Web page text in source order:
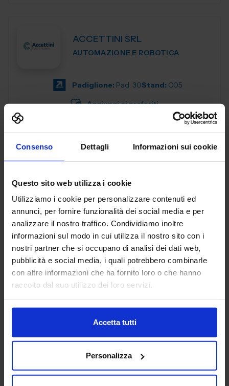
Consenso Dettagli Informazioni sui cookie
Questo sito web utilizza i cookie
Utilizziamo i cookie per personalizzare contenuti ed
annunci, per fornire funzionalità dei social media e per
analizzare il nostro traffico. Condividiamo inoltre
informazioni sul modo in cui utilizza il nostro sito con i
nostri partner che si occupano di analisi dei dati web,
pubblicità e social media, i quali potrebbero combinarle
con altre informazioni che ha fornito loro o che hanno
raccolto dal suo utilizzo dei loro servizi.
Accetta tutti
Personalizza
ACCETTINI SRL
AUTOMAZIONE E ROBOTICA
Padiglione: Pad. 30Stand: C05
Aggiungi ai preferiti
ITALIANA DI AUTOMAZIONE
MECCATRONICA
AUTOMAZIONE E ROBOTICA
L’Associazione Italiana di Automazione Meccatronica
(AIdAM) è stata fondata nell’aprile del 1999 per
rappresentare l’innovativo comparto industriale della
Meccatronica. La...
Padiglione: Pad. 30Stand:
Vai alla scheda
AIGNEP SPA